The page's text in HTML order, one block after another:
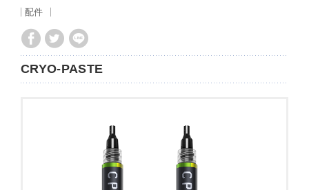
配件
CRYO-PASTE